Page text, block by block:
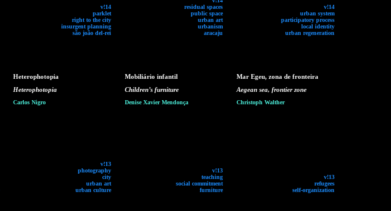
v!14
parklet
right to the city
insurgent planning
são joão del-rei
residual spaces
public space
urban art
urbanism
aracaju
v!14
urban system
participatory process
local identity
urban regeneration
Heterophotopia
Heterophotopia
Carlos Nigro
v!13
photography
city
urban art
urban culture
Mobiliário infantil
Children’s furniture
Denise Xavier Mendonça
v!13
teaching
social commitment
furniture
Mar Egeu, zona de fronteira
Aegean sea, frontier zone
Christoph Walther
v!13
refugees
self-organization